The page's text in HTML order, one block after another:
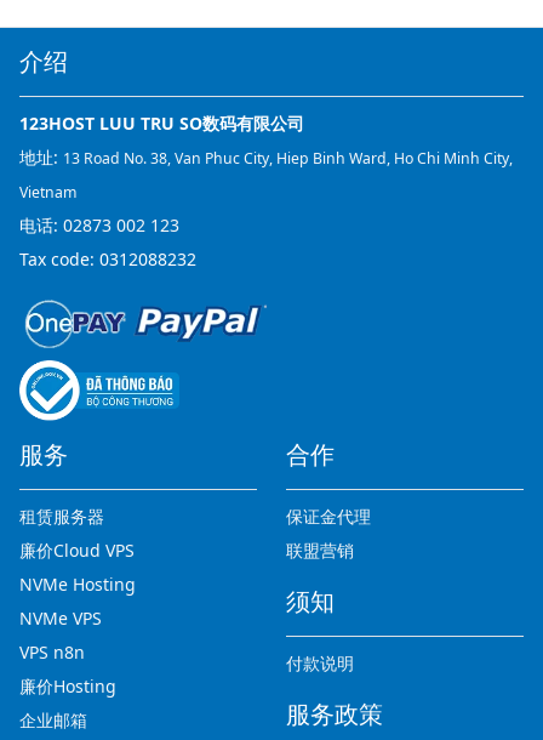
介绍
123HOST LUU TRU SO数码有限公司
地址: 13 Road No. 38, Van Phuc City, Hiep Binh Ward, Ho Chi Minh City,
Vietnam
电话: 02873 002 123
Tax code: 0312088232
服务
租赁服务器
廉价Cloud VPS
NVMe Hosting
NVMe VPS
VPS n8n
廉价Hosting
企业邮箱
合作
保证金代理
联盟营销
须知
付款说明
服务政策